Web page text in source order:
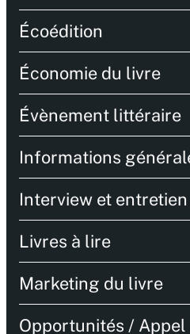
Écoédition
Économie du livre
Évènement littéraire
Informations
Interview et entretien
Livres à lire
Marketing du livre
Opportunités / Appel